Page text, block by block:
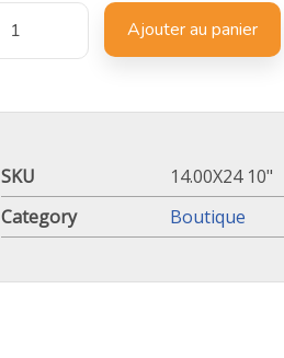
Ajouter au panier
SKU
14.00X24 10"
Category
Boutique